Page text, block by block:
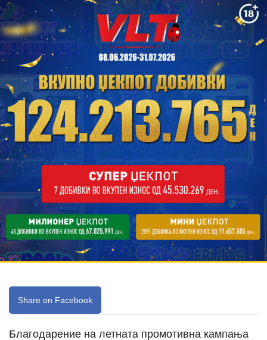
Share on Facebook
Благодарение на летната промотивна кампања